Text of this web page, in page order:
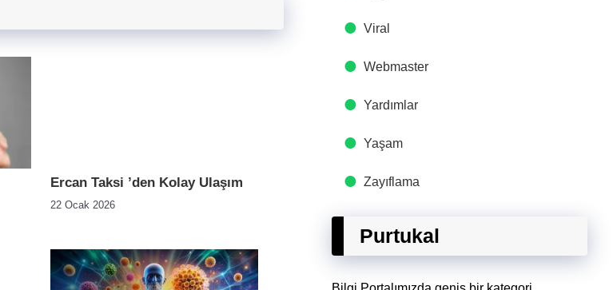
Ercan Taksi ’den Kolay Ulaşım
22 Ocak 2026
Viral
Webmaster
Yardımlar
Yaşam
Zayıflama
Purtukal